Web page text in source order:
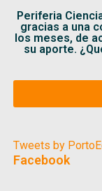
Periferia
gracias a una
los meses, de
su aporte.
Tweets by
Facebook